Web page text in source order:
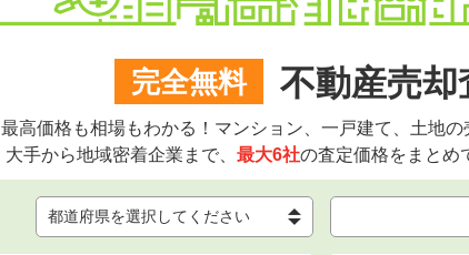
完全無料 不動産売却
最高価格も相場もわかる！マンション、一戸建て、土地の
大手から地域密着企業まで、 最大6社の査定価格をまとめ